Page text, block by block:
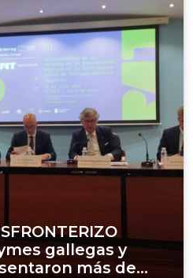
gallegas y
más de...